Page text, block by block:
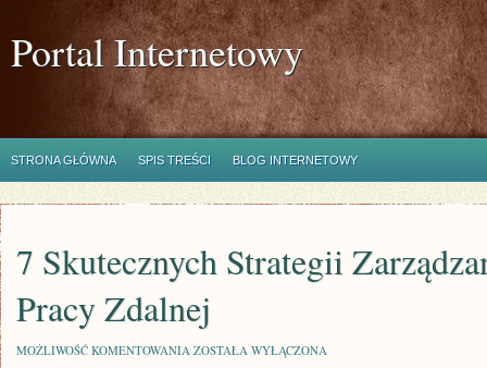
Portal Internetowy
STRONA GŁÓWNA SPIS TREŚCI BLOG INTERNETOWY
7 Skutecznych Strategii
Pracy Zdalnej
MOŻLIWOŚĆ KOMENTOWANIA 7
ZOSTAŁA WYŁĄCZONA